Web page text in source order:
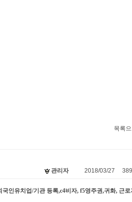
목록
관리자 2018/03/27
인유치업/기관 등록,c4비자, f5영주권,귀화, 근로